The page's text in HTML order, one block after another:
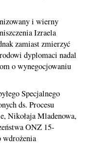
i wierny
Izraela
zamiast zmierzyć
dyplomaci nadal
o wynegocjowaniu
Specjalnego
ds. Procesu
Nikołaja Mladenowa,
ONZ 15-
wdrożenia